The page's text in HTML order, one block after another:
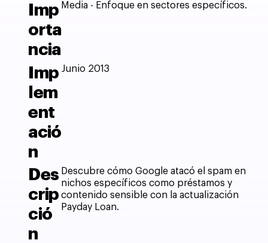
Imp
orta
ncia
Media - Enfoque en sectores específicos.
Imp
lem
ent
ació
n
Junio 2013
Des
crip
ció
n
Descubre cómo Google atacó el spam en
nichos específicos como préstamos y
contenido sensible con la actualización
Payday Loan.